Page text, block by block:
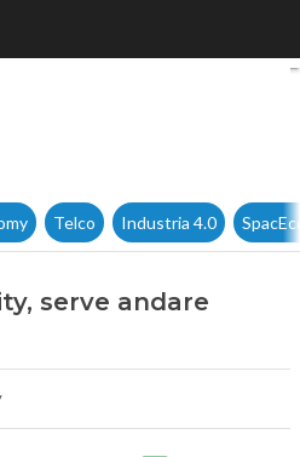
“Net neutrality, serve
Telco Industria 4.0
serve andare